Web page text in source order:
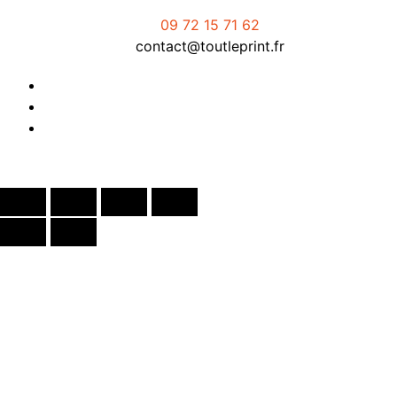
09 72 15 71 62
contact@toutleprint.fr